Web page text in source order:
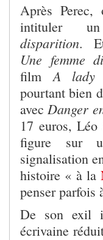
Après
intituler
disparition.
Une femme
filmA lady
pourtant bien
avecDanger
17 euros,
figure sur
signalisation
histoire « à la
penser parfois
De son exil
écrivaine